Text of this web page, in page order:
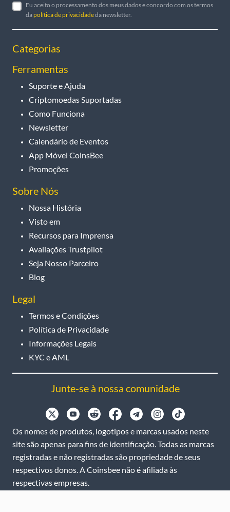
Eu aceito o processamento dos meus dados e concordo com os termos
dapolítica de privacidadeda newsletter.
Categorias
Ferramentas
Suporte e Ajuda
Criptomoedas Suportadas
Como Funciona
Newsletter
Calendário de Eventos
App Móvel CoinsBee
Promoções
Sobre Nós
Nossa História
Visto em
Recursos para Imprensa
Avaliações Trustpilot
Seja Nosso Parceiro
Blog
Legal
Termos e Condições
Política de Privacidade
Informações Legais
KYC e AML
Junte-se à nossa comunidade
Os nomes de produtos, logotipos e marcas usados neste
site são apenas para fins de identificação. Todas as marcas
registradas e não registradas são propriedade de seus
respectivos donos. A Coinsbee não é afiliada às
respectivas empresas.